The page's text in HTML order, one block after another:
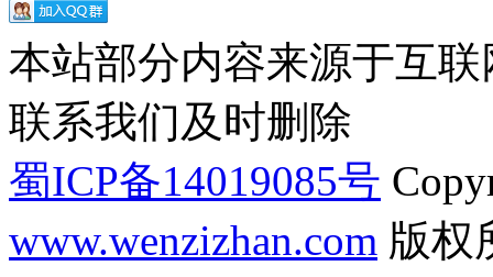
本站部分内容来源于互
联系我们及时删除
蜀ICP备14019085号
www.wenzizhan.com 版权